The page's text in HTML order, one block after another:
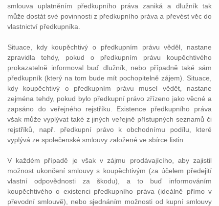
smlouva uplatněním předkupního práva zaniká a dlužník tak
může dostát své povinnosti z předkupního práva a převést věc do
vlastnictví předkupníka.
Situace, kdy koupěchtivý o předkupním právu věděl, nastane
zpravidla tehdy, pokud o předkupním právu koupěchtivého
prokazatelně informoval buď dlužník, nebo případně také sám
předkupník (který na tom bude mít pochopitelně zájem). Situace,
kdy koupěchtivý o předkupním právu musel vědět, nastane
zejména tehdy, pokud bylo předkupní právo zřízeno jako věcné a
zapsáno do veřejného rejstříku. Existence předkupního práva
však může vyplývat také z jiných veřejně přístupných seznamů či
rejstříků, např. předkupní právo k obchodnímu podílu, které
vyplývá ze společenské smlouvy založené ve sbírce listin.
V každém případě je však v zájmu prodávajícího, aby zajistil
možnost ukončení smlouvy s koupěchtivým (za účelem předejití
vlastní odpovědnosti za škodu), a to buď informováním
koupěchtivého o existenci předkupního práva (ideálně přímo v
převodní smlouvě), nebo sjednáním možnosti od kupní smlouvy